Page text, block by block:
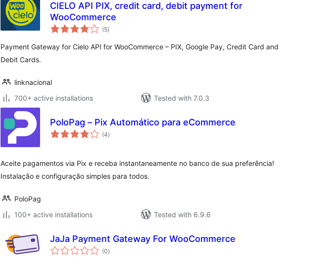
CIELO API PIX, credit card, debit payment for
WooCommerce
(5total
ratings
)
Payment Gateway for Cielo API for WooCommerce – PIX, Google Pay, Credit Card and
Debit Cards.
linknacional
700+ active installations
Tested with 7.0.3
PoloPag – Pix Automático para eCommerce
(4total
ratings
)
Aceite pagamentos via Pix e receba instantaneamente no banco de sua preferência!
Instalação e configuração simples para todos.
PoloPag
100+ active installations
Tested with 6.9.6
JaJa Payment Gateway For WooCommerce
(0total
ratings
)